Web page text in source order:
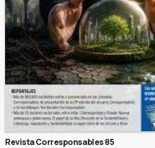
Revista Corresponsables 85